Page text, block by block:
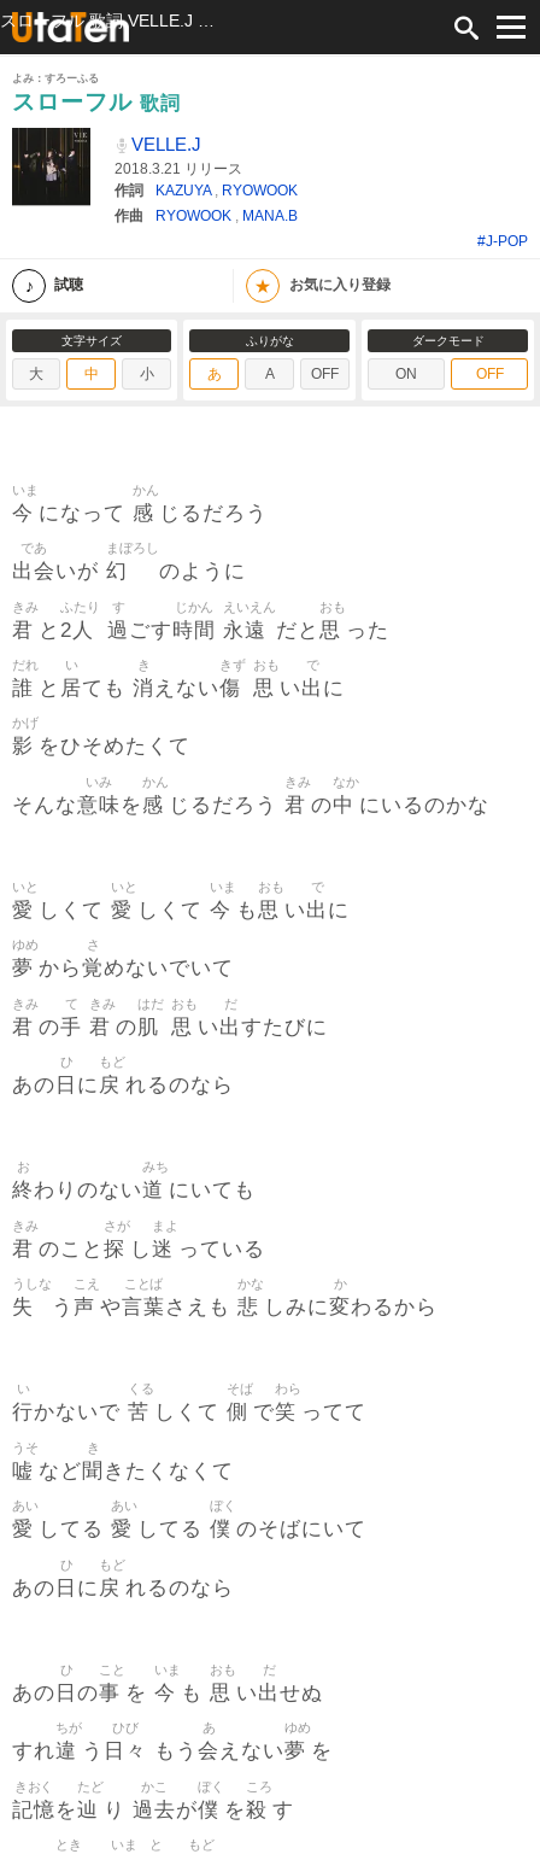
よみ：すろーふる
スローフル 歌詞
VELLE.J
2018.3.21 リリース
作詞
KAZUYA , RYOWOOK
作曲
RYOWOOK , MANA.B
#J-POP
試聴 ★ お気に入り登録
文字サイズ
大 中 小
ふりがな
あ A OFF
ダークモード
ON OFF
今
いま
になって 感
かん
じるだろう
出会
であ
いが 幻
まぼろし
のように
君
きみ
と 2人
ふたり
過
す
ごす時間
じかん
永遠
えいえん
だと 思
おも
った
誰
だれ
と 居
い
ても 消
き
えない傷
きず
思
おも
い出
で
に
影
かげ
をひそめたくて
そんな意味
いみ
を感
かん
じるだろう 君
きみ
の中
なか
にいるのかな
愛
いと
しくて 愛
いと
しくて 今
いま
も思
おも
い出
で
に
夢
ゆめ
から覚
さ
めないでいて
君
きみ
の手
て
君
きみ
の 肌
はだ
思
おも
い出
だ
すたびに
あの 日
ひ
に戻
もど
れるのなら
終
お
わりのない道
みち
にいても
君
きみ
のこと 探
さが
し迷
まよ
っている
失
うしな
う 声
こえ
や言葉
ことば
さえも 悲
かな
しみに変
か
わるから
行
い
かないで 苦
くる
しくて 側
そば
で笑
わら
ってて
嘘
うそ
など聞
き
きたくなくて
愛
あい
してる 愛
あい
してる 僕
ぼく
のそばにいて
あの 日
ひ
に 戻
もど
れるのなら
あの 日
ひ
の事
こと
を 今
いま
も 思
おも
い出
だ
せぬ
すれ違
ちが
う 日々
ひび
もう 会
あ
えない夢
ゆめ
を
記憶
きおく
を辿
たど
り 過去
かこ
が僕
ぼく
を殺
ころ
す
とき いま と もど